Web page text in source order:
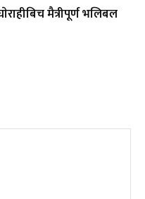
मैत्रीपूर्ण भलिबल